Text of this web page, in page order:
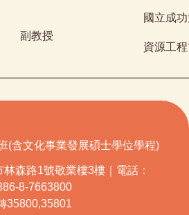
副教授
國立成
資源工
(含文化事業發展碩士學位學程)
森路1號敬業樓3樓｜電話：
8-7663800
35800,35801